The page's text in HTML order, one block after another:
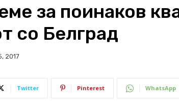
за поинаков
со Белград
2017
Twitter Pinterest WhatsApp